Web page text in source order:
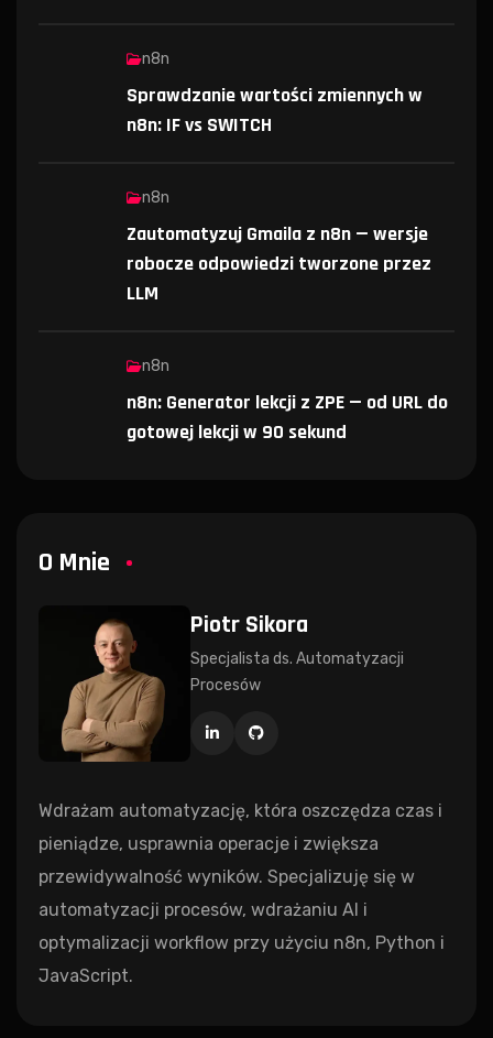
n8n
Sprawdzanie wartości zmiennych w
n8n: IF vs SWITCH
n8n
Zautomatyzuj Gmaila z n8n — wersje
robocze odpowiedzi tworzone przez
LLM
n8n
n8n: Generator lekcji z ZPE — od URL do
gotowej lekcji w 90 sekund
O Mnie
Piotr Sikora
Specjalista ds. Automatyzacji
Procesów
Wdrażam automatyzację, która oszczędza czas i
pieniądze, usprawnia operacje i zwiększa
przewidywalność wyników. Specjalizuję się w
automatyzacji procesów, wdrażaniu AI i
optymalizacji workflow przy użyciu n8n, Python i
JavaScript.